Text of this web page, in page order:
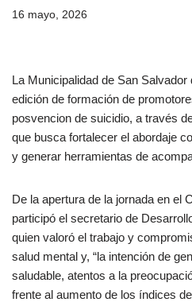
16 mayo, 2026
La Municipalidad de San
edición de formación de
posvencion de suicidio, a través
que busca fortalecer el abordaje
y generar herramientas de
De la apertura de la jornada en el
participó el secretario de
quien valoró el trabajo y
salud mental y, “la intención de
saludable, atentos a la
frente al aumento de los índices